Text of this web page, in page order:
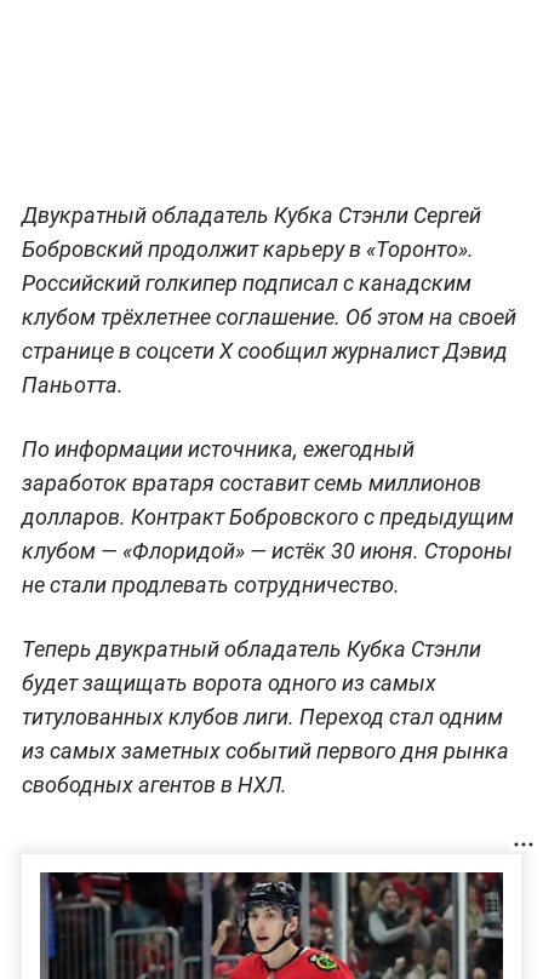
Двукратный обладатель Кубка Стэнли Сергей
Бобровский продолжит карьеру в «Торонто».
Российский голкипер подписал с канадским
клубом трёхлетнее соглашение. Об этом на своей
странице в соцсети X сообщил журналист Дэвид
Паньотта.
По информации источника, ежегодный
заработок вратаря составит семь миллионов
долларов. Контракт Бобровского с предыдущим
клубом — «Флоридой» — истёк 30 июня. Стороны
не стали продлевать сотрудничество.
Теперь двукратный обладатель Кубка Стэнли
будет защищать ворота одного из самых
титулованных клубов лиги. Переход стал одним
из самых заметных событий первого дня рынка
свободных агентов в НХЛ.